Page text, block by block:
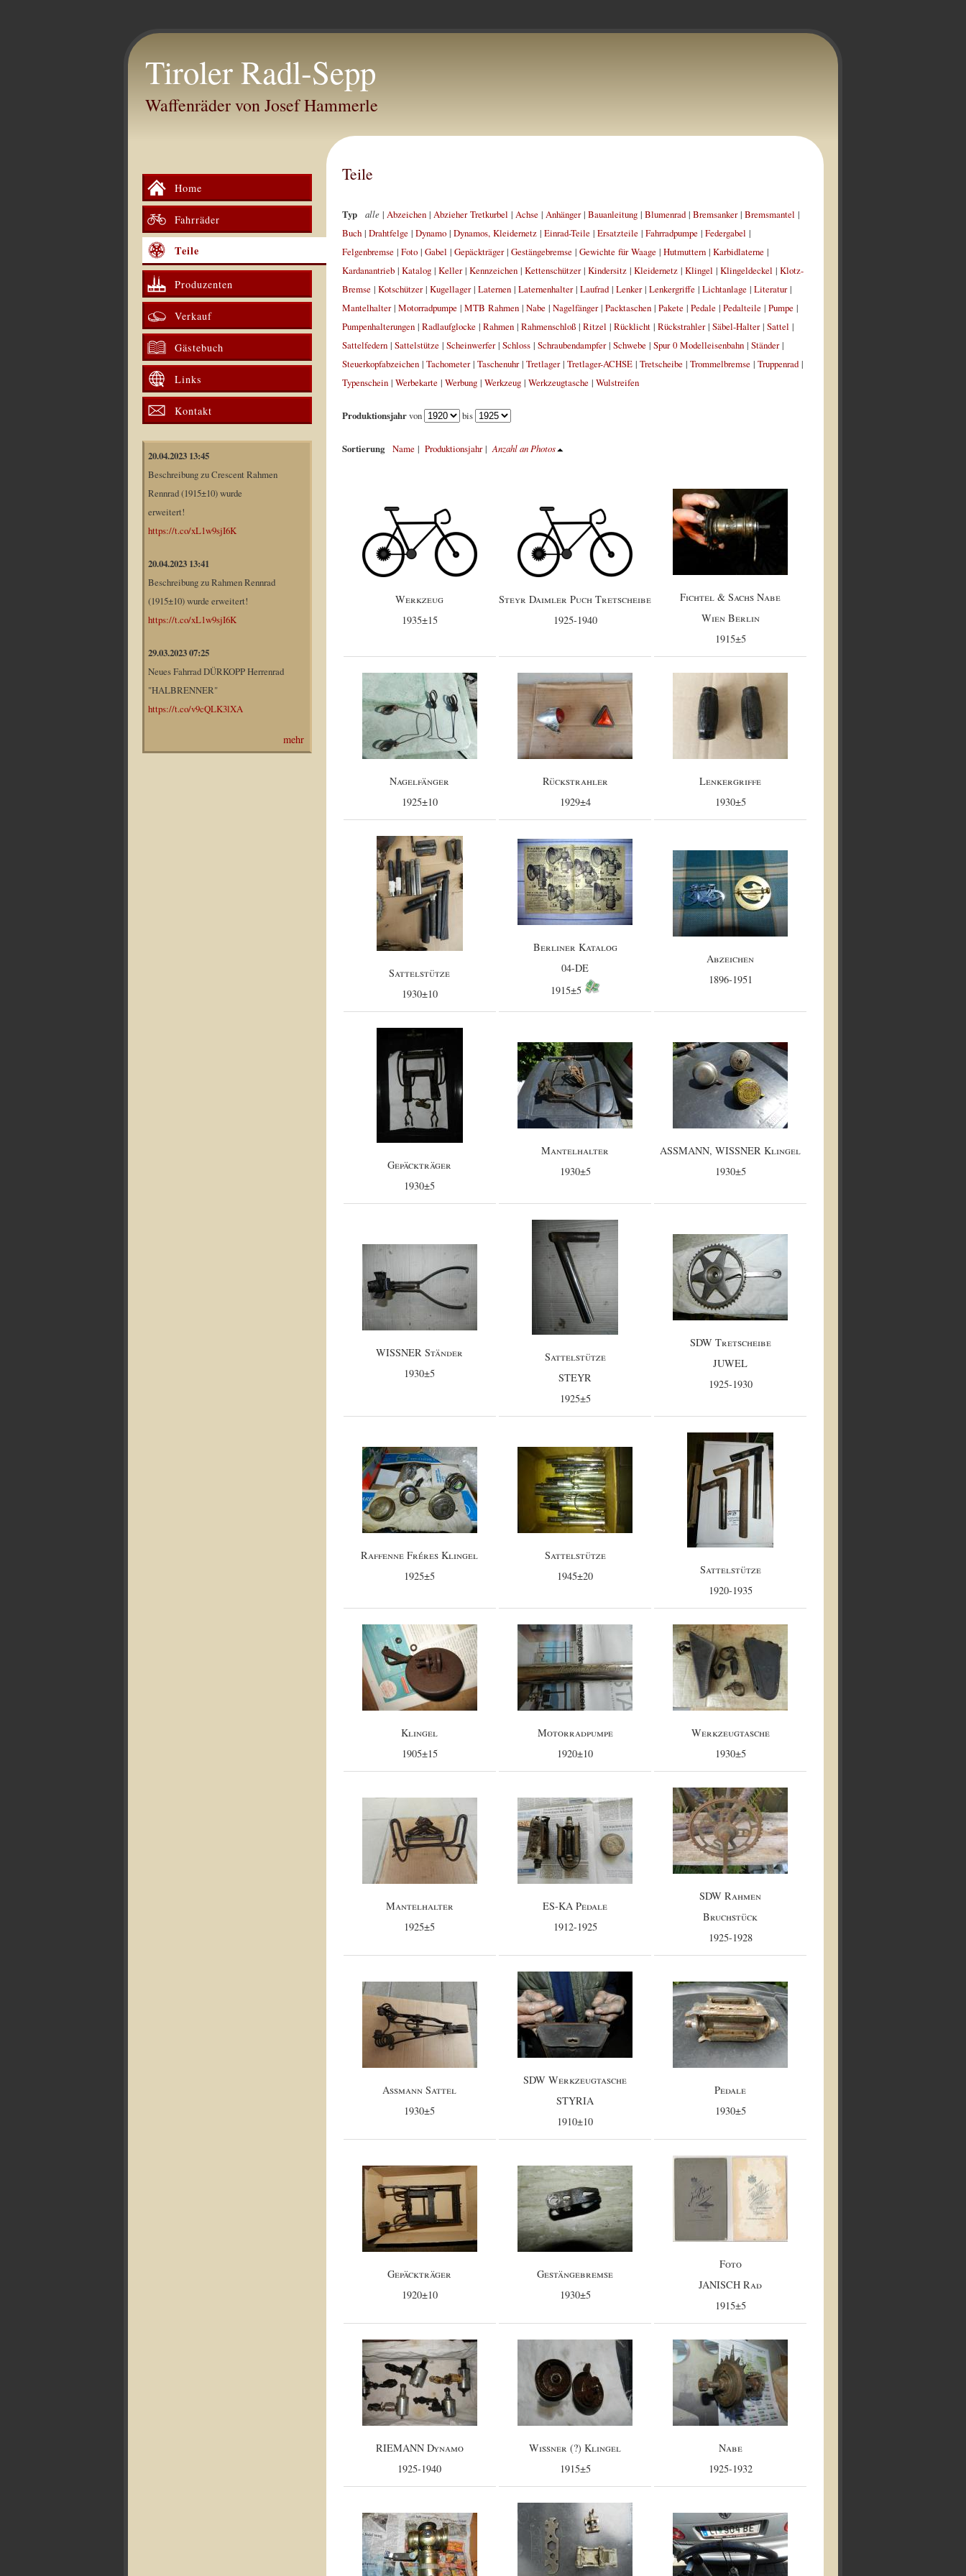
Tiroler Radl-Sepp
Waffenräder von Josef Hammerle
Home
Fahrräder
Teile
Produzenten
Verkauf
Gästebuch
Links
Kontakt
20.04.2023 13:45
Beschreibung zu Crescent Rahmen
Rennrad (1915±10) wurde
erweitert!
https://t.co/xL1w9sjI6K
20.04.2023 13:41
Beschreibung zu Rahmen Rennrad
(1915±10) wurde erweitert!
https://t.co/xL1w9sjI6K
29.03.2023 07:25
Neues Fahrrad DÜRKOPP Herrenrad
"HALBRENNER"
https://t.co/v9cQLK3lXA
mehr
Teile
Typ alle| Abzeichen| Abzieher Tretkurbel | Achse| Anhänger| Bauanleitung| Blumenrad| Bremsanker| Bremsmantel |
Buch| Drahtfelge| Dynamo| Dynamos, Kleidernetz| Einrad-Teile| Ersatzteile| Fahrradpumpe| Federgabel |
Felgenbremse| Foto| Gabel | Gepäckträger| Gestängebremse| Gewichte für Waage| Hutmuttern| Karbidlaterne|
Kardanantrieb| Katalog| Keller| Kennzeichen| Kettenschützer| Kindersitz| Kleidernetz| Klingel | Klingeldeckel | Klotz-
Bremse| Kotschützer| Kugellager| Laternen| Laternenhalter| Laufrad| Lenker| Lenkergriffe| Lichtanlage| Literatur|
Mantelhalter| Motorradpumpe| MTB Rahmen| Nabe| Nagelfänger| Packtaschen| Pakete| Pedale| Pedalteile| Pumpe|
Pumpenhalterungen| Radlaufglocke| Rahmen| Rahmenschloß| Ritzel | Rücklicht| Rückstrahler| Säbel-Halter| Sattel |
Sattelfedern| Sattelstütze| Scheinwerfer| Schloss| Schraubendampfer| Schwebe| Spur 0 Modelleisenbahn| Ständer|
Steuerkopfabzeichen| Tachometer| Taschenuhr| Tretlager| Tretlager-ACHSE| Tretscheibe| Trommelbremse| Truppenrad|
Typenschein| Werbekarte| Werbung| Werkzeug| Werkzeugtasche| Wulstreifen
Produktionsjahrvon bis
Sortierung Name| Produktionsjahr|Anzahl an Photos
Werkzeug
1935±15
Steyr Daimler Puch Tretscheibe
1925-1940
Fichtel & Sachs Nabe
Wien Berlin
1915±5
Nagelfänger
1925±10
Rückstrahler
1929±4
Lenkergriffe
1930±5
Sattelstütze
1930±10
Berliner Katalog
04-DE
1915±5
Abzeichen
1896-1951
Gepäckträger
1930±5
Mantelhalter
1930±5
ASSMANN, WISSNER Klingel
1930±5
WISSNER Ständer
1930±5
Sattelstütze
STEYR
1925±5
SDW Tretscheibe
JUWEL
1925-1930
Raffenne Fréres Klingel
1925±5
Sattelstütze
1945±20
Sattelstütze
1920-1935
Klingel
1905±15
Motorradpumpe
1920±10
Werkzeugtasche
1930±5
Mantelhalter
1925±5
ES-KA Pedale
1912-1925
SDW Rahmen
Bruchstück
1925-1928
Assmann Sattel
1930±5
SDW Werkzeugtasche
STYRIA
1910±10
Pedale
1930±5
Gepäckträger
1920±10
Gestängebremse
1930±5
Foto
JANISCH Rad
1915±5
RIEMANN Dynamo
1925-1940
Wissner (?) Klingel
1915±5
Nabe
1925-1932